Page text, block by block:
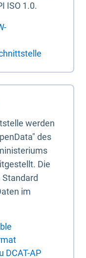
ISO 1.0.
werden
des
Die
im
DCAT-AP